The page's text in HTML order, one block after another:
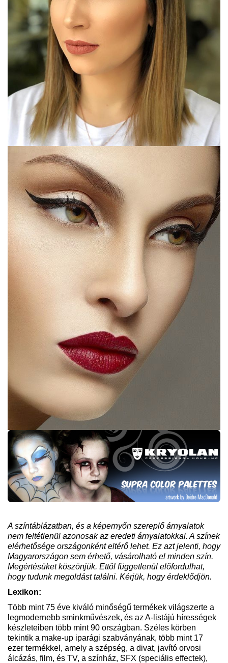
A színtáblázatban, és a képernyőn szereplő árnyalatok
nem feltétlenül azonosak az eredeti árnyalatokkal. A színek
elérhetősége országonként eltérő lehet. Ez azt jelenti, hogy
Magyarországon sem érhető, vásárolható el minden szín.
Megértésüket köszönjük. Ettől függetlenül előfordulhat,
hogy tudunk megoldást találni. Kérjük, hogy érdeklődjön.
Lexikon:
Több mint 75 éve kiváló minőségű termékek világszerte a
legmodernebb sminkművészek, és az A-listájú hírességek
készleteiben több mint 90 országban. Széles körben
tekintik a make-up iparági szabványának, több mint 17
ezer termékkel, amely a szépség, a divat, javító orvosi
álcázás, film, és TV, a színház, SFX (speciális effectek),